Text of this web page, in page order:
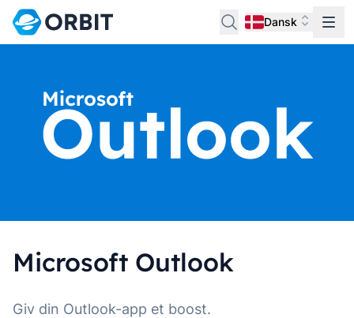
Dansk
Microsoft Outlook
Giv din Outlook-app et boost.